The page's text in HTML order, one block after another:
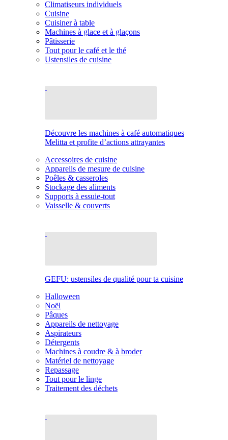
Climatiseurs individuels
Cuisine
Cuisiner à table
Machines à glace et à glaçons
Pâtisserie
Tout pour le café et le thé
Ustensiles de cuisine
Découvre les machines à café automatiques
Melitta et profite d’actions attrayantes
Accessoires de cuisine
Appareils de mesure de cuisine
Poêles & casseroles
Stockage des aliments
Supports à essuie-tout
Vaisselle & couverts
GEFU: ustensiles de qualité pour ta cuisine
Halloween
Noël
Pâques
Appareils de nettoyage
Aspirateurs
Détergents
Machines à coudre & à broder
Matériel de nettoyage
Repassage
Tout pour le linge
Traitement des déchets